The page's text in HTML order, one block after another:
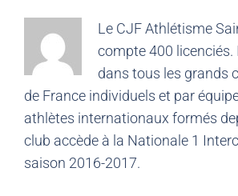
Le CJF Athlétisme
compte 400 licenciés.
dans tous les grands
de France individuels et par
athlètes internationaux formés
club accède à la Nationale 1
saison 2016-2017.